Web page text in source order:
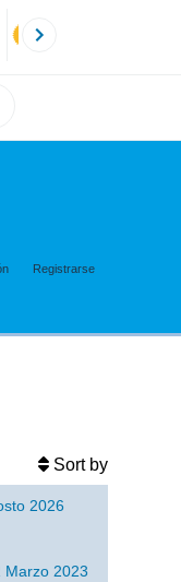
Registrarse
Sort by
2026
Marzo 2023